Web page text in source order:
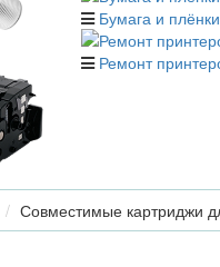
Бумага и
Ремонт
Совместимые картриджи